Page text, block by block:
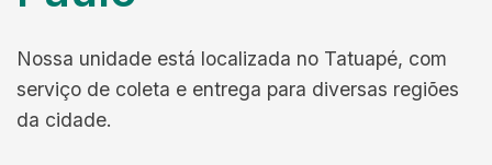
Nossa unidade está localizada no Tatuapé, com
serviço de coleta e entrega para diversas regiões
da cidade.